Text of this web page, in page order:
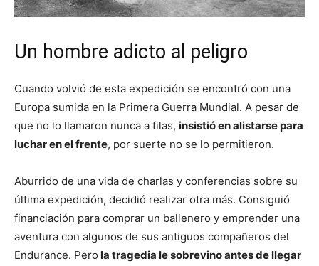
Un hombre adicto al peligro
Cuando volvió de esta expedición se encontró con una
Europa sumida en la Primera Guerra Mundial. A pesar de
que no lo llamaron nunca a filas, insistió en alistarse para
luchar en el frente, por suerte no se lo permitieron.
Aburrido de una vida de charlas y conferencias sobre su
última expedición, decidió realizar otra más. Consiguió
financiación para comprar un ballenero y emprender una
aventura con algunos de sus antiguos compañeros del
Endurance. Pero la tragedia le sobrevino antes de llegar